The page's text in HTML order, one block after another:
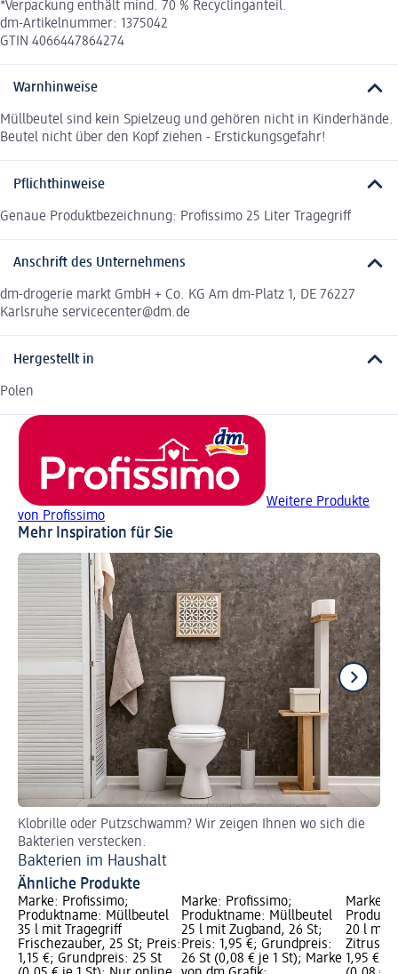
*Verpackung enthält mind. 70 % Recyclinganteil.
dm-Artikelnummer: 1375042
GTIN 4066447864274
Warnhinweise
Müllbeutel sind kein Spielzeug und gehören nicht in Kinderhände.
Beutel nicht über den Kopf ziehen - Erstickungsgefahr!
Pflichthinweise
Genaue Produktbezeichnung: Profissimo 25 Liter Tragegriff
Anschrift des Unternehmens
dm-drogerie markt GmbH + Co. KG Am dm-Platz 1, DE 76227
Karlsruhe servicecenter@dm.de
Hergestellt in
Polen
Weitere Produkte
von Profissimo
Mehr Inspiration für Sie
Klobrille oder Putzschwamm? Wir zeigen Ihnen wo sich die
Bakterien verstecken.
Bakterien im Haushalt
Ähnliche Produkte
Marke: Profissimo;
Produktname: Müllbeutel
35 l mit Tragegriff
Frischezauber, 25 St; Preis:
1,15 €; Grundpreis: 25 St
Marke: Profissimo;
Produktname: Müllbeutel
25 l mit Zugband, 26 St;
Preis: 1,95 €; Grundpreis:
26 St (0,08 € je 1 St); Marke
Marke:
20 l mit
1,95 €;